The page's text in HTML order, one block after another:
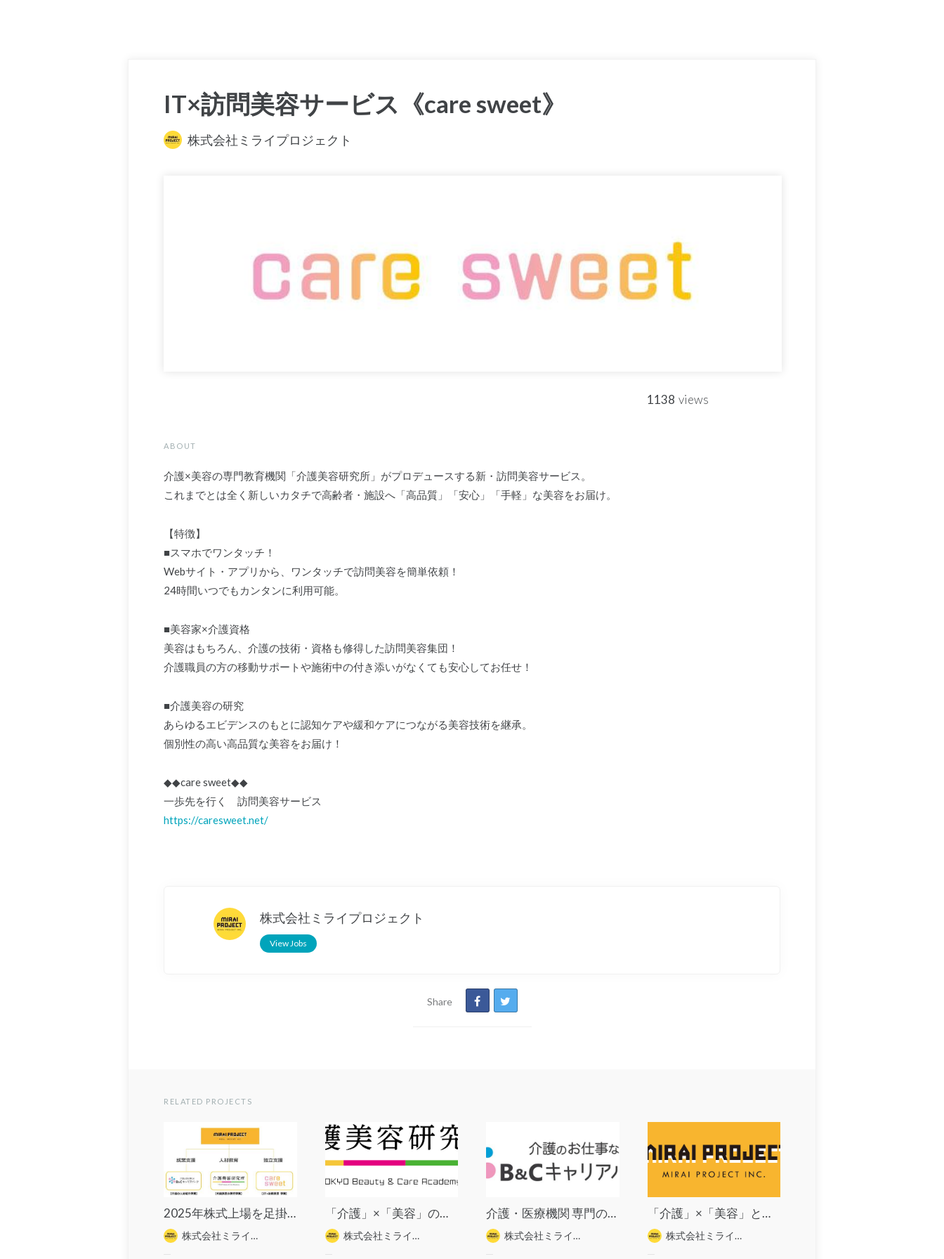
IT×訪問美容サービス《care sweet》
株式会社ミライプロジェクト
1138 views
ABOUT
介護×美容の専門教育機関「介護美容研究所」がプロデュースする新・訪問美容サービス。
これまでとは全く新しいカタチで高齢者・施設へ「高品質」「安心」「手軽」な美容をお届け。
【特徴】
■スマホでワンタッチ！
Webサイト・アプリから、ワンタッチで訪問美容を簡単依頼！
24時間いつでもカンタンに利用可能。
■美容家×介護資格
美容はもちろん、介護の技術・資格も修得した訪問美容集団！
介護職員の方の移動サポートや施術中の付き添いがなくても安心してお任せ！
■介護美容の研究
あらゆるエビデンスのもとに認知ケアや緩和ケアにつながる美容技術を継承。
個別性の高い高品質な美容をお届け！
◆◆care sweet◆◆
一歩先を行く 訪問美容サービス
https://caresweet.net/
株式会社ミライプロジェクト
View Jobs
Share
RELATED PROJECTS
2025年株式上場を足掛かりに、「介護美容サービス」は全国展開、世界展開を目指します！
株式会社ミライプロジェクト
「介護」×「美容」の専門スクール《介護美容研究所》
株式会社ミライプロジェクト
介護・医療機関 専門の人材紹介エージェント《B&Cキャリアパーク》
株式会社ミライプロジェクト
「介護」×「美容」という新しい市場をリードする
株式会社ミライプロジェクト